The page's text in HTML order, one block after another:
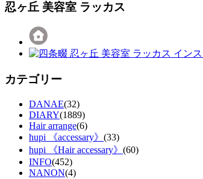
忍ヶ丘 美容室 ラッカス
カテゴリー
DANAE(32)
DIARY(1889)
Hair arrange(6)
hupi 《accessary》 (33)
hupi 《Hair accessary》 (60)
INFO(452)
NANON(4)